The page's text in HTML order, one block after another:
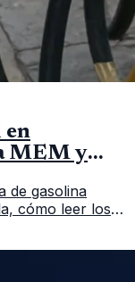
en
MEM y
de gasolina
cómo leer los